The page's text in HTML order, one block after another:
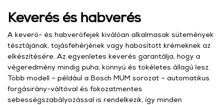
Keverés és habverés
A keverő- és habverőfejek kiválóan alkalmasak sütemények
tésztájának, tojásfehérjének vagy habosított krémeknek az
elkészítésére. Az egyenletes keverés garantálja, hogy a
végeredmény mindig puha, könnyű és tökéletes állagú lesz.
Több modell – például a Bosch MUM sorozat – automatikus
forgásirány-váltóval és fokozatmentes
sebességszabályozással is rendelkezik, így minden